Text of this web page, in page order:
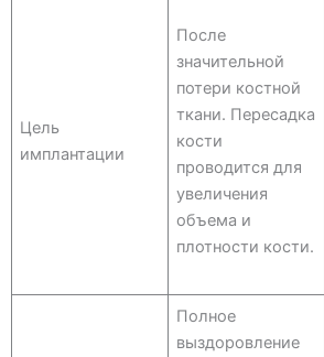
Цель
имплантации
После
значительной
потери костной
ткани. Пересадка
кости
проводится для
увеличения
объема и
плотности кости.
Полное
выздоровление